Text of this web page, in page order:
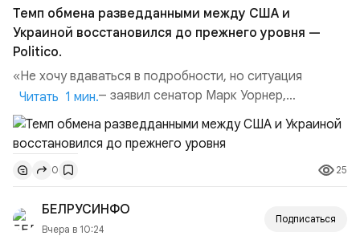
Темп обмена разведданными между США и
Украиной восстановился до прежнего уровня —
Politico.
«Не хочу вдаваться в подробности, но ситуация
улучшилась», — заявил сенатор Марк Уорнер,
высокопоставленный член комитета по разведке,
добавив, что использование Украиной беспилотников и
ракет большой дальности позволило ей наносить
удары вглубь российской территории и укрепило её
позиции.Сотрудничество со стороны США стало
ключом к позитивному пов...
Читать 1 мин.
0 25
БЕЛРУСИНФО
Вчера в 10:24
Подписаться